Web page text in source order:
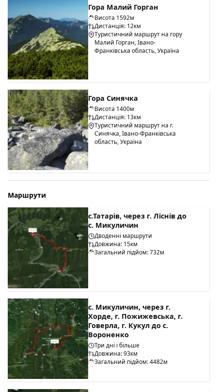
Гора Малий Горган
Висота 1592м
Дистанція: 12км
Туристичний маршрут на гору
Малий Горган, Івано-
Франківська область, Україна
Гора Синячка
Висота 1400м
Дистанція: 13км
Туристичний маршрут на г.
Синячка, Івано-Франківська
область, Україна
Маршрути
с.Татарів, через г. Ліснів до
с. Микуличин
Дводенні маршрути
Довжина: 15км
Загальний підйом: 732м
с. Микуличин, через г.
Хорде, г. Пожижевська, г.
Говерла, г. Кукул до с.
Вороненко
Три дні і більше
Довжина: 93км
Загальний підйом: 4482м